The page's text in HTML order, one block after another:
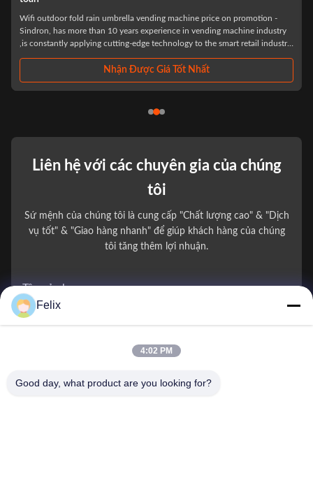
top sale id card reader smart fridge ice cream milk vending machine for
foods and drinks Specification: Excellent clients credibility (Carefully
selected,Before settlement,Resolve your consumption worries)
need,Close the ...
Nhận Được Giá Tốt Nhất
Liên hệ với các chuyên gia của chúng
tôi
Sứ mệnh của chúng tôi là cung cấp "Chất lượng cao" & "Dịch
vụ tốt" & "Giao hàng nhanh" để giúp khách hàng của chúng
tôi tăng thêm lợi nhuận.
Tên của bạn
*
Felix
4:02 PM
Good day, what product are you looking for?